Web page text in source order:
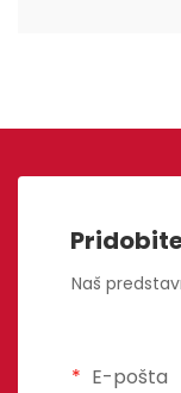
Naš
E-pošta